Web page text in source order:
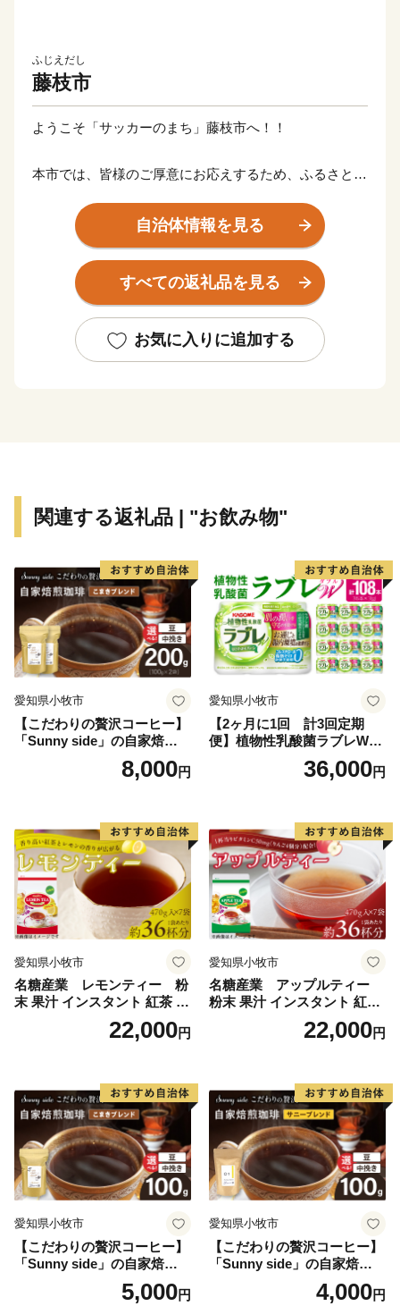
ふじえだし
藤枝市
ようこそ「サッカーのまち」藤枝市へ！！
本市では、皆様のご厚意にお応えするため、ふるさとの
いただいたご寄附は、サッカー元⽇本代表 中⼭雅史選
⼿、名波浩選⼿、⻑⾕部誠選⼿をはじめ、数々の名選⼿
を輩出した「サッカーのまちづくり」の推進などに有効
に活⽤させていただきます。
■□■……………………………………………………
……………………………………………………■□■
自治体情報を見る
すべての返礼品を見る
お気に入りに追加する
関連する返礼品 | "お飲み物"
愛知県小牧市
【こだわりの贅沢コーヒー】
「Sunny side」の自家焙煎珈
琲こまきブレンド（200g）
8,000円
愛知県小牧市
【2ヶ月に1回 計3回定期
便】植物性乳酸菌ラブレW
プレーン36本（計108本）
36,000円
愛知県小牧市
名糖産業 レモンティー 粉
末 果汁 インスタント 紅茶 ビ
タミンC 袋 ロングセラー 粉
末飲料 粉末茶 簡単 手軽 ホッ
22,000円
愛知県小牧市
名糖産業 アップルティー
粉末 果汁 インスタント 紅茶
ティー ビタミンC 袋 ロング
セラー 粉末飲料 粉末茶 簡単
22,000円
愛知県小牧市
【こだわりの贅沢コーヒー】
「Sunny side」の自家焙煎珈
琲こまきブレンド（100g）
5,000円
愛知県小牧市
【こだわりの贅沢コーヒー】
「Sunny side」の自家焙煎珈
琲サニーブレンド（100g）
4,000円